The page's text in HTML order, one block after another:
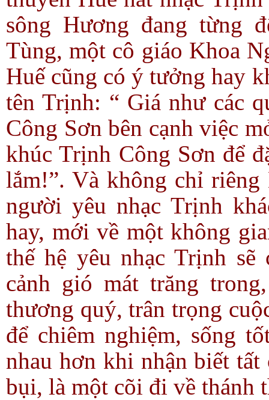
sông Hương đang từng
Tùng, một cô giáo Khoa
Huế cũng có ý tưởng hay
tên Trịnh: “ Giá như các
Công Sơn bên cạnh việc
khúc Trịnh Công Sơn để
lắm!”. Và không chỉ
người yêu nhạc Trịnh
hay, mới về một không
thế hệ yêu nhạc Trịnh
cảnh gió mát trăng
thương quý, trân trọng
để chiêm nghiệm, sống
nhau hơn khi nhận biết
bụi, là một cõi đi về thánh